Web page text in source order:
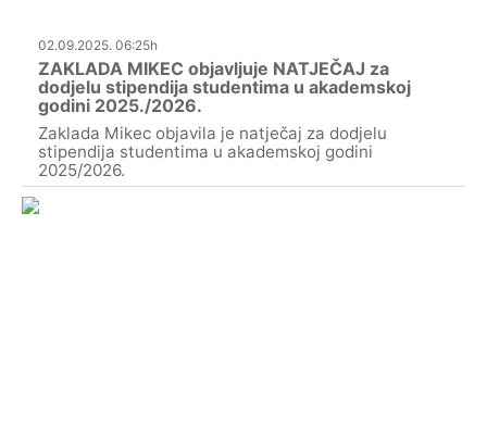
02.09.2025. 06:25h
ZAKLADA MIKEC objavljuje NATJEČAJ za
dodjelu stipendija studentima u akademskoj
godini 2025./2026.
Zaklada Mikec objavila je natječaj za dodjelu
stipendija studentima u akademskoj godini
2025/2026.